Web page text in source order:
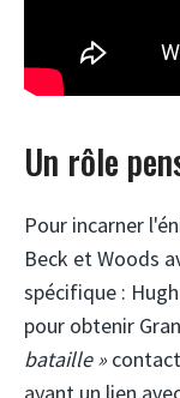
Un rôle
Pour incarner
Beck et Woods
spécifique :
pour obtenir
bataille »
ayant un lien